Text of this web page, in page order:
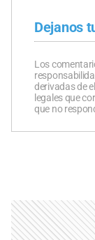
Dejanos
Los
derivadas de
legales que
que no